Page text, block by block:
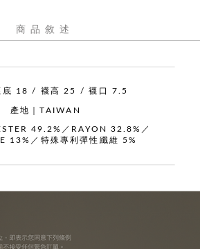
商品敘述